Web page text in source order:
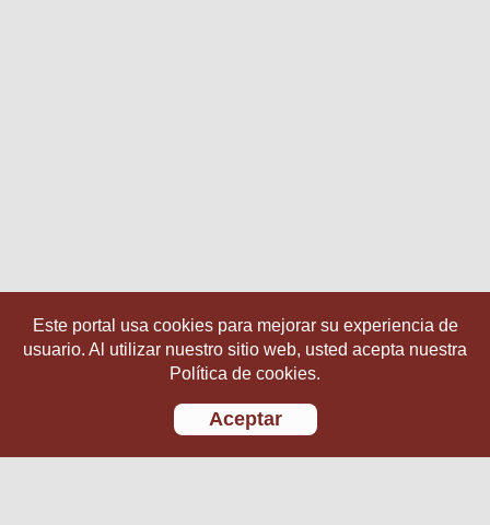
Este portal usa cookies para mejorar su experiencia de
usuario. Al utilizar nuestro sitio web, usted acepta nuestra
Política de cookies.
Aceptar